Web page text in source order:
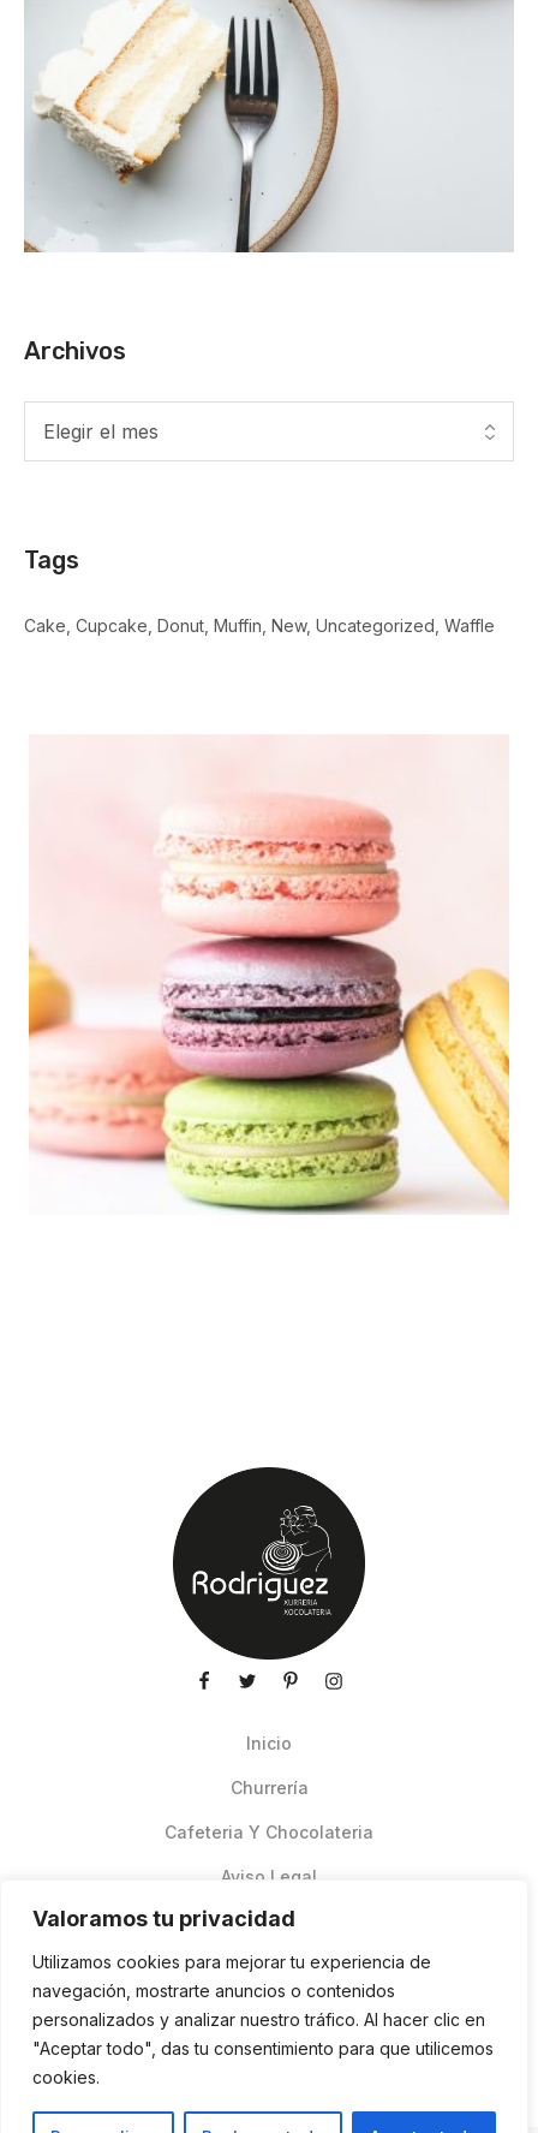
Valoramos tu privacidad
Utilizamos cookies para mejorar tu experiencia de
navegación, mostrarte anuncios o contenidos
personalizados y analizar nuestro tráfico. Al hacer clic en
"Aceptar todo", das tu consentimiento para que utilicemos
cookies.
Archivos
Tags
Cake Cupcake Donut Muffin New Uncategorized Waffle
Inicio
Churrería
Cafeteria Y Chocolateria
Aviso Legal
Pedidos Online Glovo
Contacto